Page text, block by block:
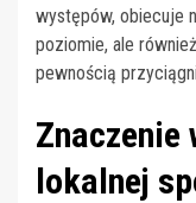
występów, obiecuje
poziomie, ale
pewnością
Znaczenie
lokalnej